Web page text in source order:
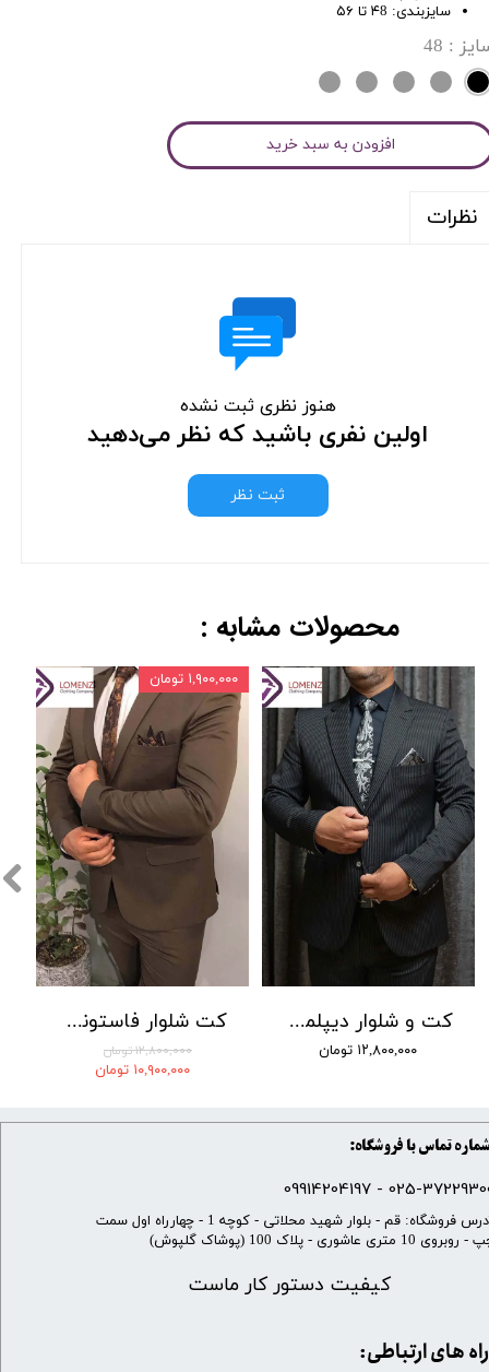
سایزبندی: ۴8 تا ۵۶
: 48
افزودن به سبد خرید
نظرات
هنوز نظری ثبت نشده
اولین نفری باشید که نظر می‌دهید
ثبت نظر
کت شلوار فاستونی سوزنی جامعه 001
۱۲,۸۰۰,۰۰۰ تومان
۱۰,۹۰۰,۰۰۰ تومان
۱,۹۰۰,۰۰۰ تومان
کت و شلوار دیپلمات راه ریز جامعه کد 02
۱۲,۸۰۰,۰۰۰ تومان
محصولات مشابه :
شماره تماس با فروشگاه:
025-37229300 -
کیفیت دستور کار ماست
​آدرس فروشگاه: قم - بلوار شهید محلاتی - کوچه 1 - چهارراه اول سمت
10 متری عاشوری - پلاک 100 (پوشاک گلپوش)
​​راه های ارتباطی: